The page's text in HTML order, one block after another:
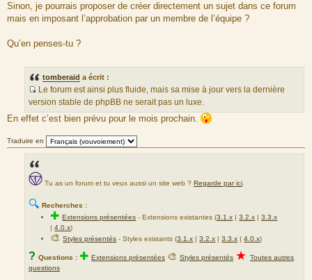
e
s
a
e
Sinon, je pourrais proposer de créer directement un sujet dans ce forum
mais en imposant l’approbation par un membre de l’équipe ?
Qu’en penses-tu ?
tomberaid a écrit :
S
o
u
c
e
d
u
e
g
e
Le forum est ainsi plus fluide, mais sa mise à jour vers la dernière
version stable de phpBB ne serait pas un luxe.
En effet c’est bien prévu pour le mois prochain.
Traduire en
Tu as un forum et tu veux aussi un site web ? Regarde par ici
🔍 Recherches :
✚Extensions présentées -Extensions existantes (3.1.x |3.2.x |3.3.x
|4.0.x)
🎨Styles présentés - Styles existants (3.1.x |3.2.x |3.3.x |4.0.x)
? Questions : ✚ Extensions présentées 🎨 Styles présentés ★ Toutes autres
questions